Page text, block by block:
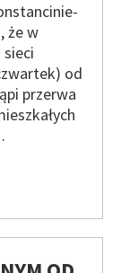
że w
od
przerwa